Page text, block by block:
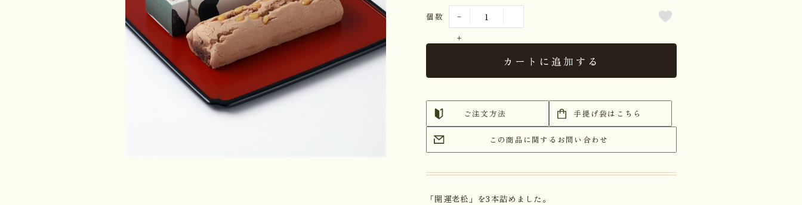
個数
カートに追加する
ご注文方法 手提げ袋はこちら
この商品に関するお問い合わせ
「開運老松」を3本詰めました。